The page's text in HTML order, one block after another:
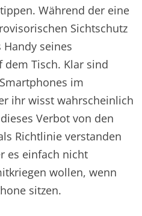
Während der eine
Sichtschutz
seines
Tisch. Klar sind
im
ihr wisst wahrscheinlich
Verbot von den
Richtlinie verstanden
es einfach nicht
wollen, wenn
sitzen.